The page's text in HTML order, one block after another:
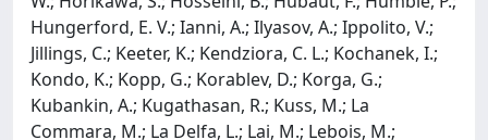
Hungerford, E. V.; Ianni, A.; Ilyasov, A.; Ippolito, V.;
Jillings, C.; Keeter, K.; Kendziora, C. L.; Kochanek, I.;
Kondo, K.; Kopp, G.; Korablev, D.; Korga, G.;
Kubankin, A.; Kugathasan, R.; Kuss, M.; La
Commara, M.; La Delfa, L.; Lai, M.; Lebois, M.;